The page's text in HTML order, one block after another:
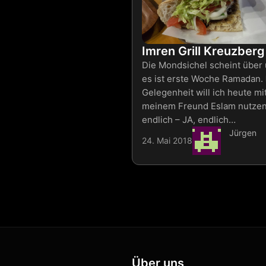
Imren Grill Kreuzberg
Die Mondsichel scheint über
es ist erste Woche Ramadan.
Gelegenheit will ich heute
meinem Freund Eslam
endlich – JA, endlich…
24. Mai 2018
Jürgen
Über uns